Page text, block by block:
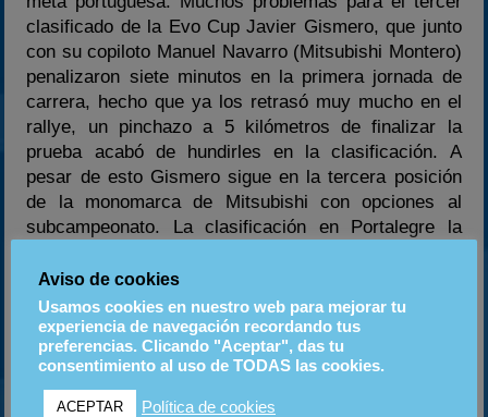
clasificado de la Evo Cup Javier Gismero, que junto
con su copiloto Manuel Navarro (Mitsubishi Montero)
penalizaron siete minutos en la primera jornada de
carrera, hecho que ya los retrasó muy mucho en el
rallye, un pinchazo a 5 kilómetros de finalizar la
prueba acabó de hundirles en la clasificación. A
pesar de esto Gismero sigue en la tercera posición
de la monomarca de Mitsubishi con opciones al
subcampeonato. La clasificación en Portalegre la
Montero) en la sexta posición y Josep Bertrán y
Marc Porta (Mitsubishi Montero) en la séptima tras
verse retrasados por diversos motivos.
Rallyes de Todo Terreno
Aviso de cookies
Usamos cookies en nuestro web para mejorar tu
experiencia de navegación recordando tus
preferencias. Clicando "Aceptar", das tu
consentimiento al uso de TODAS las cookies.
ACEPTAR Política de cookies